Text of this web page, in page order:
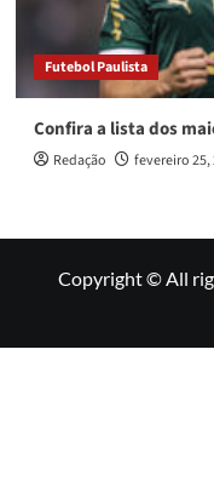
Futebol Paulista
Confira a lista dos
Redação fevereiro 25,
Copyright © All